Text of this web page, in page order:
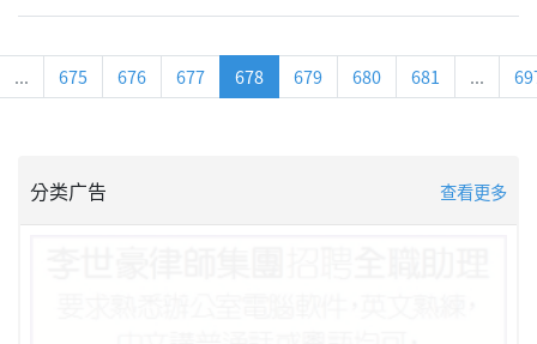
... 675 676 677 678 679 680 681 ...
分类广告 查看更多